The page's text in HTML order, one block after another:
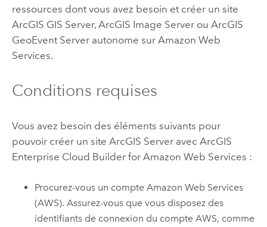
ressources dont vous avez besoin et créer un site
ArcGIS GIS Server, ArcGIS Image Serverou ArcGIS
GeoEvent Serverautonome sur Amazon Web
Services.
Conditions requises
Vous avez besoin des éléments suivants pour
pouvoir créer un site ArcGIS Serveravec ArcGIS
Enterprise Cloud Builder for Amazon Web Services :
Procurez-vous un compteAmazon Web Services
(AWS). Assurez-vous que vous disposez des
identifiants de connexion du compteAWS, comme